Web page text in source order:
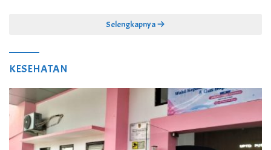
Selengkapnya
KESEHATAN